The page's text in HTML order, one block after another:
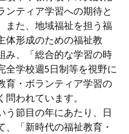
ンティア学習への期待と
また、地域福祉を担う福
体形成のための福祉教
み、「総合的な学習の時
全学校週5日制等を視野に
育・ボランティア学習の
われています。
う節目の年にあたり、日
「新時代の福祉教育・